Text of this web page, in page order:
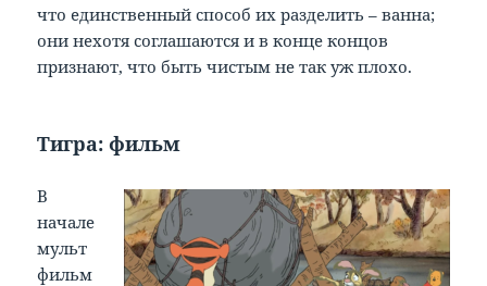
что единственный способ их разделить – ванна;
они нехотя соглашаются и в конце концов
признают, что быть чистым не так уж плохо.
Тигра: фильм
В
начале
мульт
фильм